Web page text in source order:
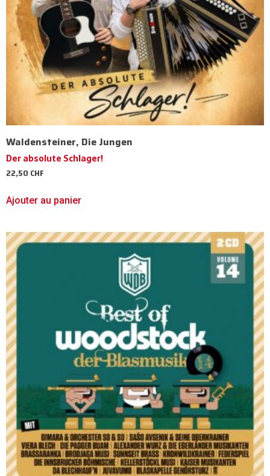
Waldensteiner, Die Jungen
Der absolute Schlager!
22,50CHF
Ajouter au panier